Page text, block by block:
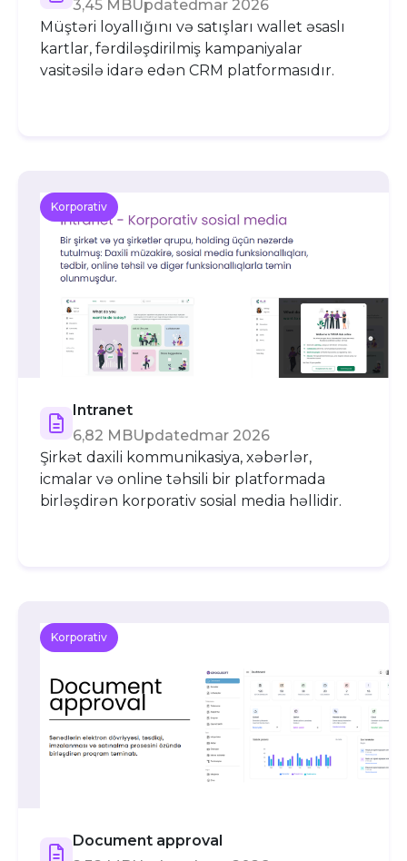
3,45 MBUpdated mar 2026
Müştəri loyallığını və satışları wallet əsaslı
kartlar, fərdiləşdirilmiş kampaniyalar
vasitəsilə idarə edən CRM platformasıdır.
Korporativ
Intranet
6,82 MBUpdatedmar 2026
Şirkət daxili kommunikasiya, xəbərlər,
icmalar və online təhsili bir platformada
birləşdirən korporativ sosial media həllidir.
Korporativ
Document approval